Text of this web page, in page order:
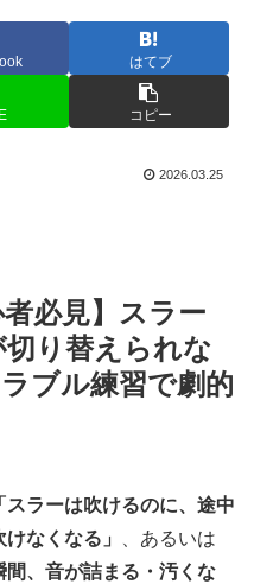
はてブ
コピー
2026.03.25
必見】スラー
り替えられな
ブル練習で劇的
スラーは吹けるのに、途中
なくなる」
、あるいは
間、音が詰まる・汚くな